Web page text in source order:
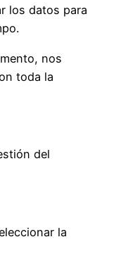
los datos para
nos
toda la
del
la